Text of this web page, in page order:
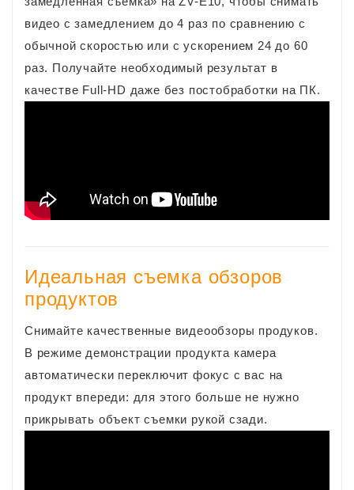
видео с замедлением до 4 раз по сравнению с
обычной скоростью или с ускорением 24 до 60
раз. Получайте необходимый результат в
качестве Full-HD даже без постобработки на ПК.
Идеальная съемка обзоров
продуктов
Снимайте качественные видеообзоры продуков.
В режиме демонстрации продукта камера
автоматически переключит фокус с вас на
продукт впереди: для этого больше не нужно
прикрывать объект съемки рукой сзади.